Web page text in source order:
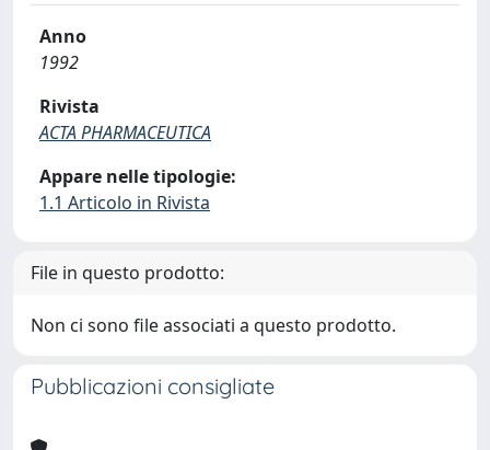
Anno
1992
Rivista
ACTA PHARMACEUTICA
Appare nelle tipologie:
1.1 Articolo in Rivista
File in questo prodotto:
Non ci sono file associati a questo prodotto.
Pubblicazioni consigliate